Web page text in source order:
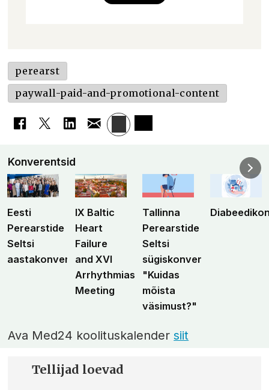
perearst
paywall-paid-and-promotional-content
Konverentsid
Eesti
Perearstide
Seltsi
aastakonverents
IX Baltic
Heart
Failure
and XVI
Arrhythmias
Meeting
Tallinna
Perearstide
Seltsi
sügiskonverents
"Kuidas
mõista
väsimust?"
Ava Med24 koolituskalendersiit
Tellijad loevad